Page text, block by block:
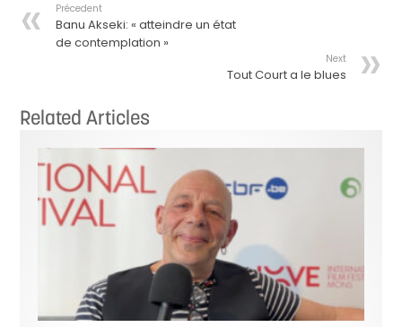
Précedent
Banu Akseki: « atteindre un état
de contemplation »
Next
Tout Court a le blues
Related Articles